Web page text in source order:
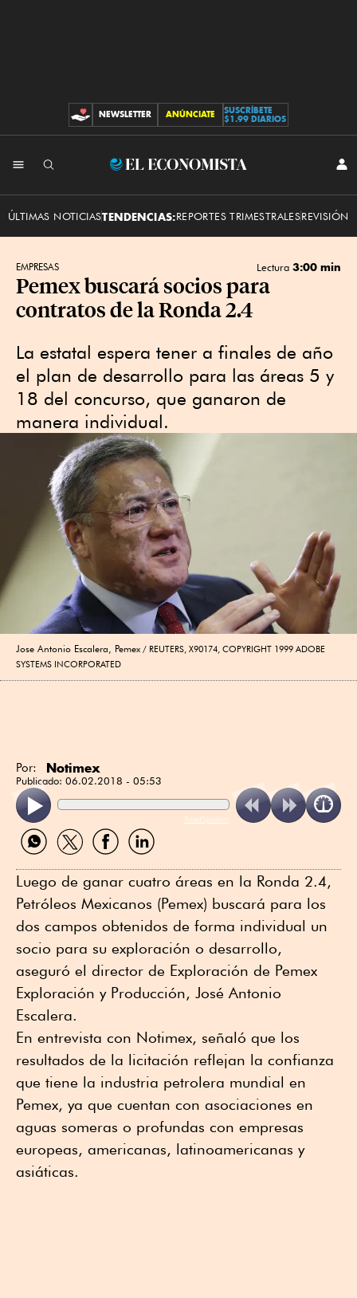
CONTRIBUCIONES
NEWSLETTER ANÚNCIATE
SUSCRÍBETE
$1.99 DIARIOS
El
ÚLTIMAS NOTICIASTENDENCIAS:REPORTES TRIMESTRALESREVISIÓN
EMPRESAS Lectura 3:00 min
Pemex buscará socios para
contratos de la Ronda 2.4
La estatal espera tener a finales de año
el plan de desarrollo para las áreas 5 y
18 del concurso, que ganaron de
manera individual.
Jose Antonio Escalera, Pemex
REUTERS, X90174, COPYRIGHT 1999 ADOBE
SYSTEMS INCORPORATED
Por: Notimex
Publicado: 06.02.2018 - 05:53
ReadSpeaker
Compartir
por
Compartir
por
Compartir
por
Compartir
por
Luego de ganar cuatro áreas en la Ronda 2.4,
Petróleos Mexicanos (Pemex) buscará para los
dos campos obtenidos de forma individual un
socio para su exploración o desarrollo,
aseguró el director de Exploración de Pemex
Exploración y Producción, José Antonio
Escalera.
En entrevista con Notimex, señaló que los
resultados de la licitación reflejan la confianza
que tiene la industria petrolera mundial en
Pemex, ya que cuentan con asociaciones en
aguas someras o profundas con empresas
europeas, americanas, latinoamericanas y
asiáticas.